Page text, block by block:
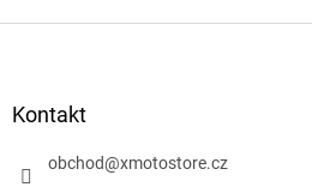
Kontakt
obchod@xmotostore.cz